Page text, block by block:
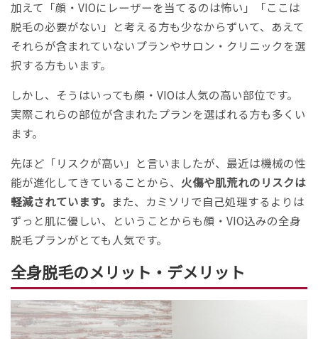
加えて「顔・VIOにレーザーを当てるのは怖い」「ここは
脱毛の必要がない」と考える方も少なからずいて、あえて
それらが含まれていないプランやサロン・クリニックを選
択する方もいます。
しかし、そうはいっても顔・VIOは人気の高い部位です。
実際これらの部位が含まれたプランを選ばれる方も多くい
ます。
先ほど「リスクが高い」と言いましたが、最近は機械の性
能が進化してきていることから、 火傷や肌荒れのリスクは
軽減されています。 また、カミソリで自己処理するよりは
ずっと肌に優しい、ということからも顔・VIO込みの全身
脱毛プランがとても人気です。
全身脱毛のメリット・デメリット